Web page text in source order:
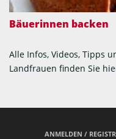
Bäuerinnen backen
Alle Infos, Videos, Tipps
Landfrauen finden Sie
ANMELDEN /